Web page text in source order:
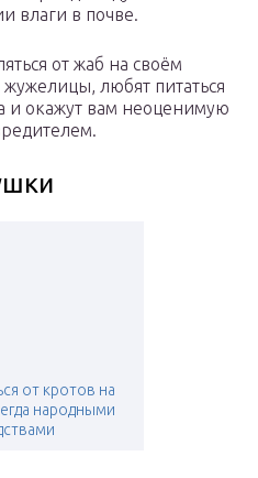
влаги в почве.
от жаб на своём
жужелицы, любят питаться
и окажут вам неоценимую
от кротов на
народными